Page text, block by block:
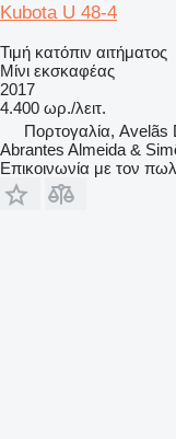
Kubota U 48-4
Τιμή κατόπιν αιτήματος
Μίνι εκσκαφέας
2017
4.400 ωρ./λειτ.
Πορτογαλία, Avelãs
Abrantes Almeida &
Επικοινωνία με τον